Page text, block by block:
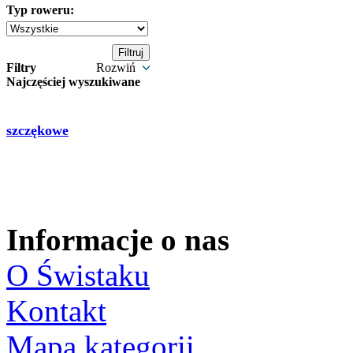
Typ roweru:
Filtry
Rozwiń
Najczęściej wyszukiwane
szczękowe
Informacje o nas
O Świstaku
Kontakt